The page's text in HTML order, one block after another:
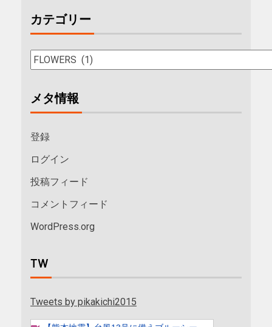
カテゴリー
メタ情報
登録
ログイン
投稿フィード
コメントフィード
WordPress.org
TW
Tweets by pikakichi2015